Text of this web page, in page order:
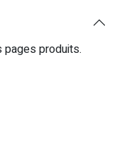
pages produits.